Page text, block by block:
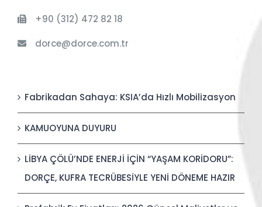
+90 (312) 472 82 18
dorce@dorce.com.tr
Fabrikadan Sahaya: KSIA’da Hızlı Mobilizasyon
KAMUOYUNA DUYURU
LİBYA ÇÖLÜ’NDE ENERJİ İÇİN “YAŞAM KORİDORU”:
DORÇE, KUFRA TECRÜBESİYLE YENİ DÖNEME HAZIR